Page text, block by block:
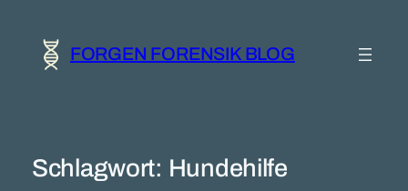
FORGEN FORENSIK BLOG
Schlagwort: Hundehilfe